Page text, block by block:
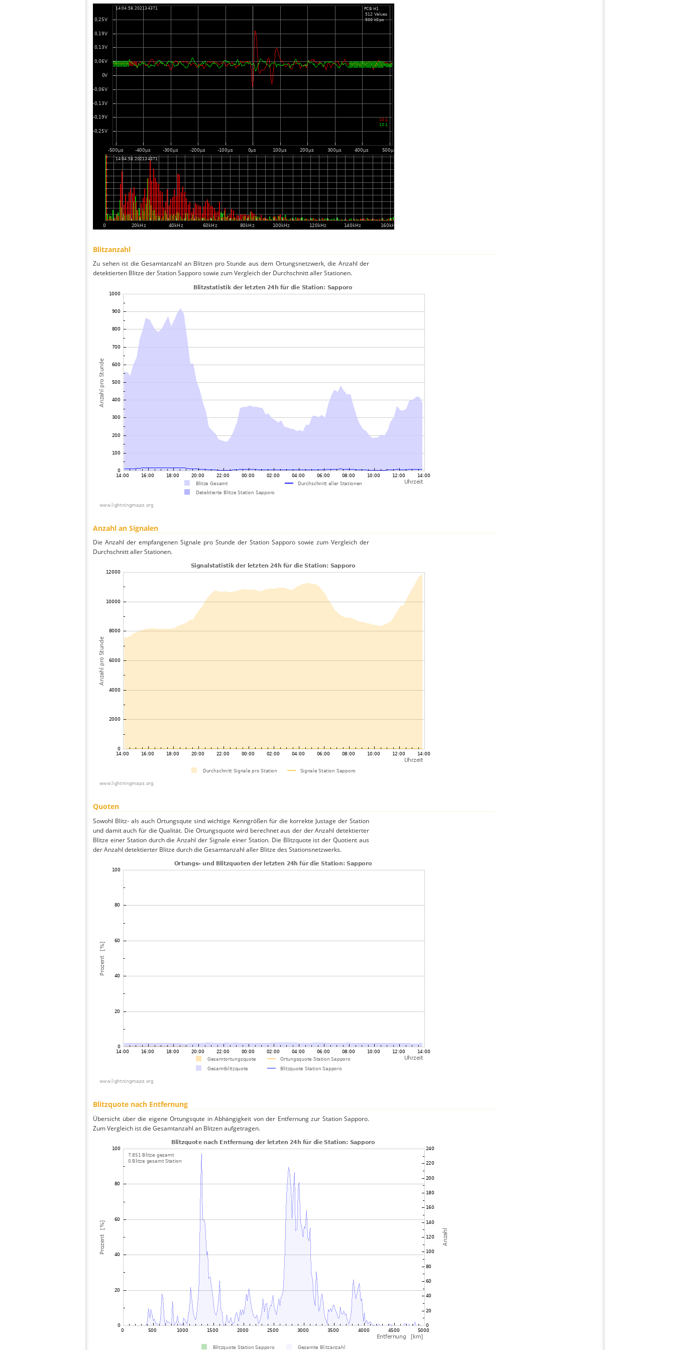
Blitzanzahl
Zu sehen ist die Gesamtanzahl an Blitzen pro Stunde aus dem Ortungsnetzwerk, die Anzahl der
detektierten Blitze der Station Sapporo sowie zum Vergleich der Durchschnitt aller Stationen.
Anzahl an Signalen
Die Anzahl der empfangenen Signale pro Stunde der Station Sapporo sowie zum Vergleich der
Durchschnitt aller Stationen.
Quoten
Sowohl Blitz- als auch Ortungsqute sind wichtige Kenngrößen für die korrekte Justage der Station
und damit auch für die Qualität. Die Ortungsquote wird berechnet aus der der Anzahl detektierter
Blitze einer Station durch die Anzahl der Signale einer Station. Die Blitzquote ist der Quotient aus
der Anzahl detektierter Blitze durch die Gesamtanzahl aller Blitze des Stationsnetzwerks.
Blitzquote nach Entfernung
Übersicht über die eigene Ortungsqute in Abhängigkeit von der Entfernung zur Station Sapporo.
Zum Vergleich ist die Gesamtanzahl an Blitzen aufgetragen.